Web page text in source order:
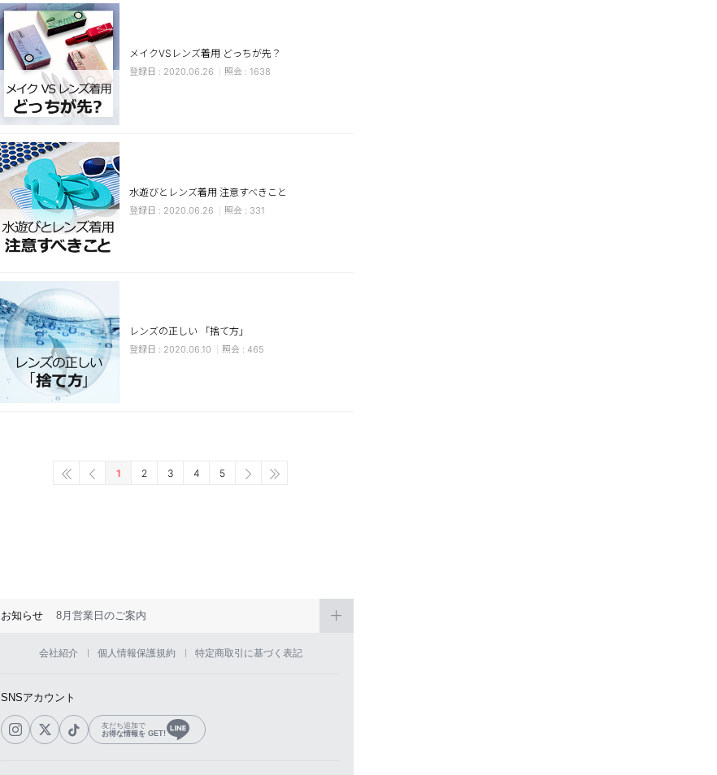
メイクVSレンズ着用 どっちが先？
2020.06.26 1638
水遊びとレンズ着用 注意すべきこと
2020.06.26 331
レンズの正しい 「捨て方」
2020.06.10 465
1 2 3 4 5
お知らせ 8月営業日のご案内
会社紹介 個人情報保護規約 特定商取引に基づく表記
SNSアカウント
友だち追加で
お得な情報を GET!